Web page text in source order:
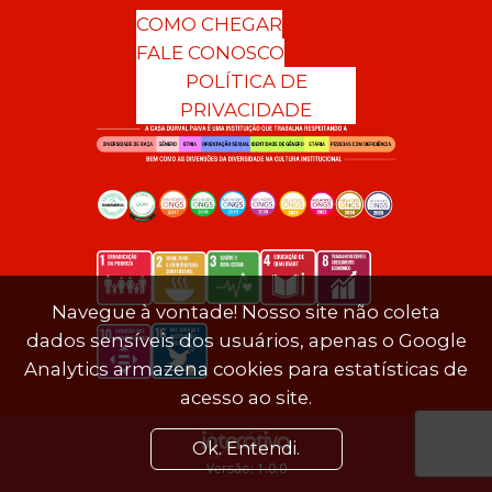
COMO CHEGAR
FALE CONOSCO
POLÍTICA DE
PRIVACIDADE
Versão: 1.0.0
Navegue à vontade! Nosso site não coleta
dados sensíveis dos usuários, apenas o Google
Analytics armazena cookies para estatísticas de
acesso ao site.
Ok. Entendi.